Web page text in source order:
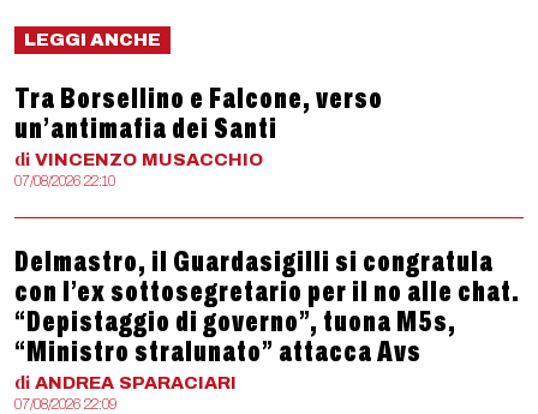
LEGGI ANCHE
Tra Borsellino e Falcone, verso
un’antimafia dei Santi
di VINCENZO MUSACCHIO
07/08/2026 22:10
Delmastro, il Guardasigilli si congratula
con l’ex sottosegretario per il no alle chat.
“Depistaggio di governo”, tuona M5s,
“Ministro stralunato” attacca Avs
di ANDREA SPARACIARI
07/08/2026 22:09